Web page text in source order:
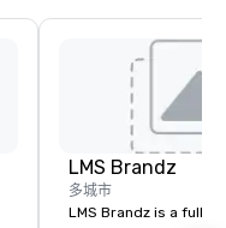
LMS Brandz
多城市
LMS Brandz is a full-